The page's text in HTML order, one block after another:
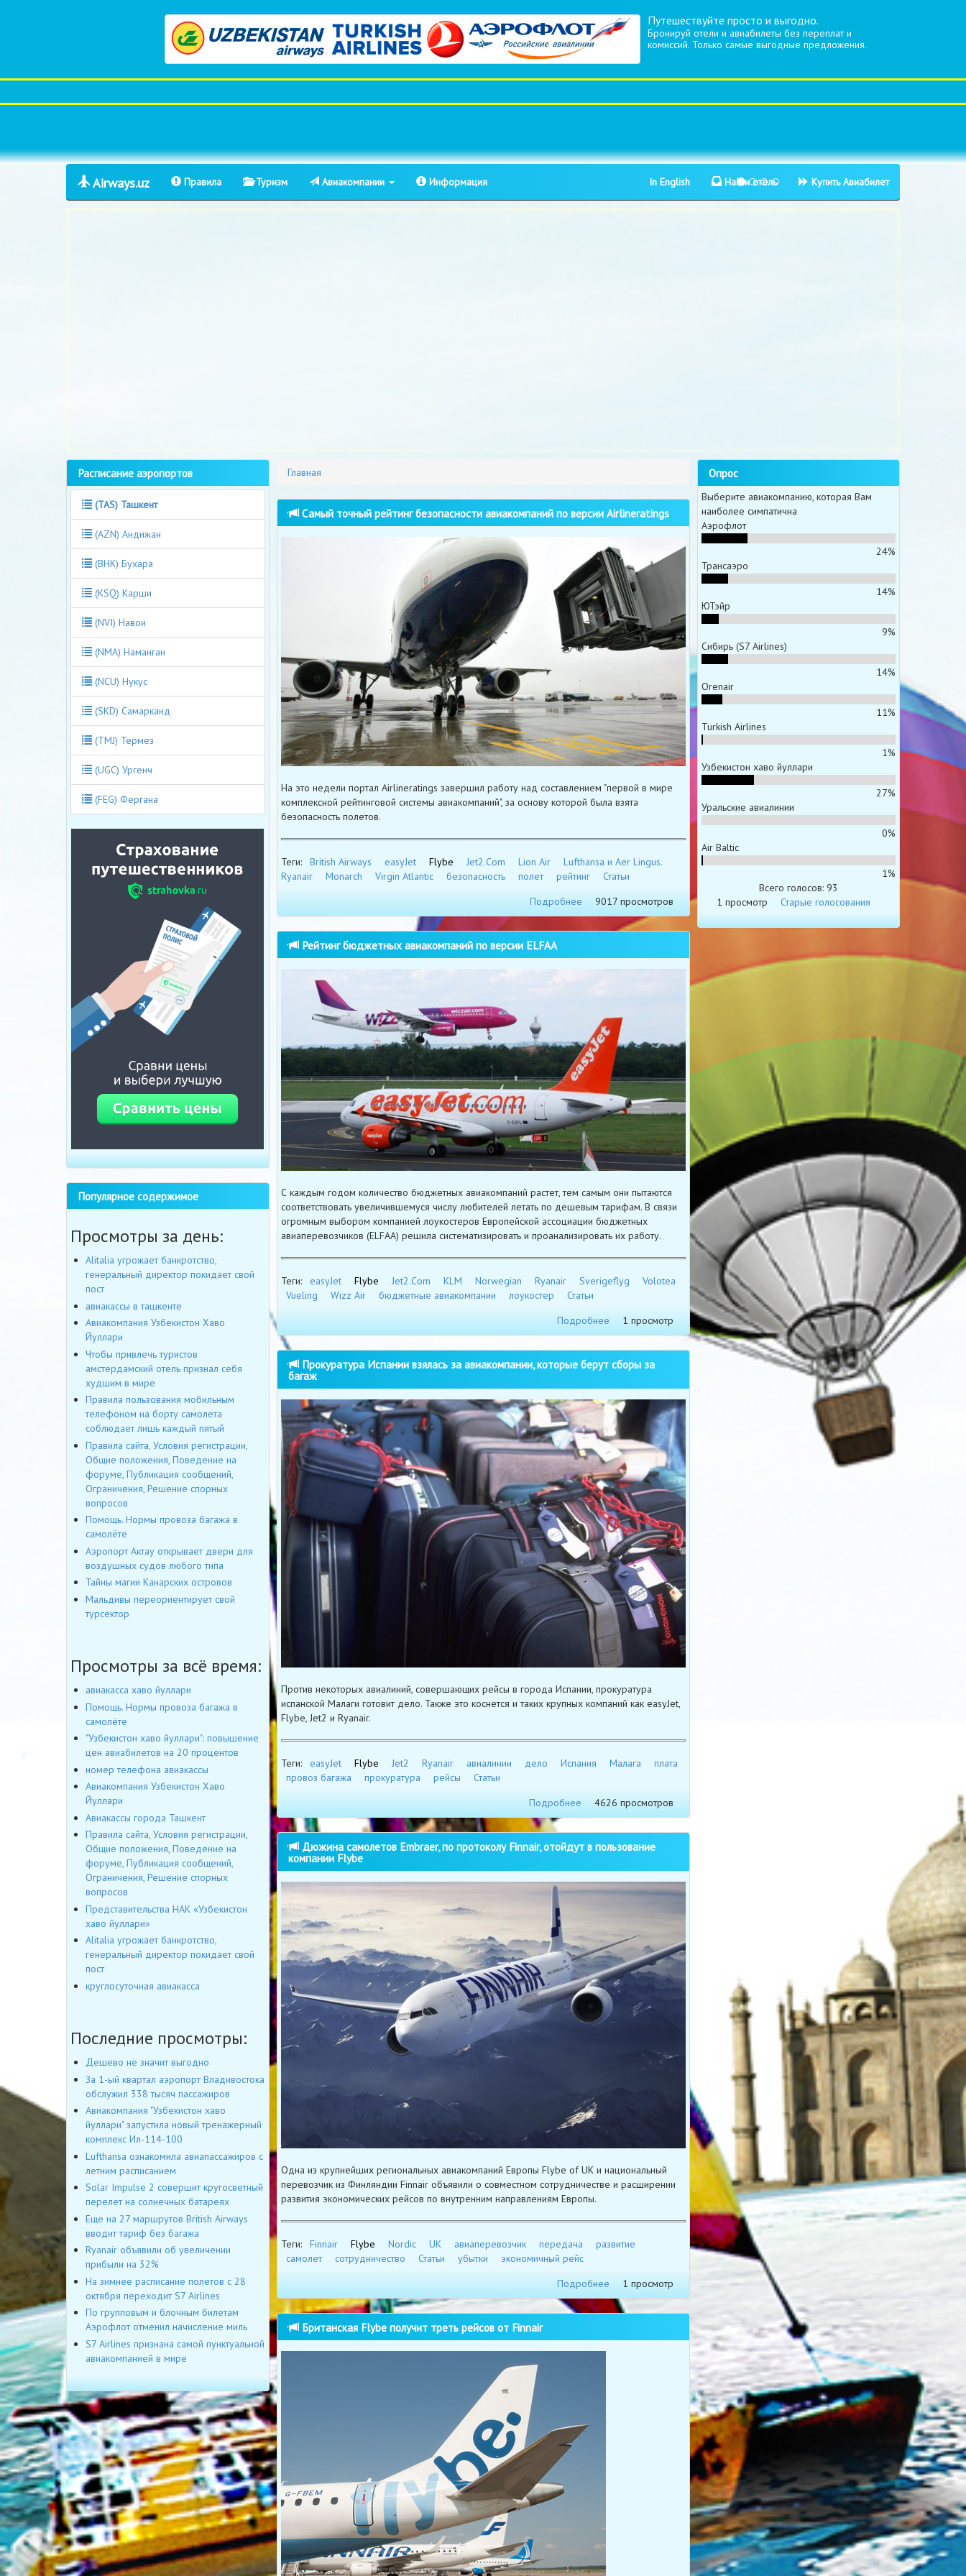
Путешествуйте просто и выгодно.
Бронируй отели и авиабилеты без переплат и
комиссий. Только самые выгодные предложения.
Airways.uz Правила Туризм Авиакомпании Информация In English Найти отель Купить Авиабилет
Главная
Самый точный рейтинг безопасности авиакомпаний по версии Airlineratings
На это недели портал Airlineratings завершил работу над составлением "первой в мире
комплексной рейтинговой системы авиакомпаний", за основу которой была взята
безопасность полетов.
Теги: British Airways easyJet Flybe Jet2.Com Lion Air
Lufthansa и Aer Lingus.
Ryanair
Monarch Virgin Atlantic безопасность полет рейтинг
Статьи
Подробнее
9017 просмотров
Рейтинг бюджетных авиакомпаний по версии ELFAA
С каждым годом количество бюджетных авиакомпаний растет, тем самым они пытаются
соответствовать увеличившемуся числу любителей летать по дешевым тарифам. В связи
огромным выбором компанией лоукостеров Европейской ассоциации бюджетных
авиаперевозчиков (ELFAA) решила систематизировать и проанализировать их работу.
Теги: easyJet Flybe Jet2.Com KLM Nor­we­gian Ryanair Sverigeflyg
Volotea
Vueling
Wizz Air бюджетные авиакомпании лоукостер
Статьи
Подробнее
1 просмотр
Прокуратура Испании взялась за авиакомпании, которые берут сборы за
багаж
Против некоторых авиалиний, совершающих рейсы в города Испании, прокуратура
испанской Малаги готовит дело. Также это коснется и таких крупных компаний как easyJet,
Flybe, Jet2 и Ryanair.
Теги: easyJet Flybe Jet2 Ryanair авиалинии дело Испания Малага
плата
провоз багажа
прокуратура рейсы
Статьи
Подробнее
4626 просмотров
Дюжина самолетов Embraer, по протоколу Finnair, отойдут в пользование
компании Flybe
Одна из крупнейших региональных авиакомпаний Европы Flybe of UK и национальный
перевозчик из Финляндии Finnair объявили о совместном сотрудничестве и расширении
развития экономических рейсов по внутренним направлениям Европы.
Теги: Finnair Flybe Nordic UK авиаперевозчик передача
развитие
самолет
сотрудничество Статьи убытки
экономичный рейс
Подробнее
1 просмотр
Британская Flybe получит треть рейсов от Finnair
Расписание аэропортов
(TAS) Ташкент
(AZN) Андижан
(BHK) Бухара
(KSQ) Карши
(NVI) Навои
(NMA) Наманган
(NCU) Нукус
(SKD) Самарканд
(TMJ) Термез
(UGC) Ургенч
(FEG) Фергана
Популярное содержимое
Просмотры за день:
Alitalia угрожает банкротство,
генеральный директор покидает свой
пост
авиакассы в ташкенте
Авиакомпания Узбекистон Хаво
Йуллари
Чтобы привлечь туристов
амстердамский отель признал себя
худшим в мире
Правила пользования мобильным
телефоном на борту самолета
соблюдает лишь каждый пятый
Правила сайта, Условия регистрации,
Общие положения, Поведение на
форуме, Публикация сообщений,
Ограничения, Решение спорных
вопросов
Помощь. Нормы провоза багажа в
самолёте
Аэропорт Актау открывает двери для
воздушных судов любого типа
Тайны магии Канарских островов
Мальдивы переориентирует свой
турсектор
Просмотры за всё время:
авиакасса хаво йуллари
Помощь. Нормы провоза багажа в
самолёте
"Узбекистон хаво йуллари": повышение
цен авиабилетов на 20 процентов
номер телефона авиакассы
Авиакомпания Узбекистон Хаво
Йуллари
Авиакассы города Ташкент
Правила сайта, Условия регистрации,
Общие положения, Поведение на
форуме, Публикация сообщений,
Ограничения, Решение спорных
вопросов
Представительства НАК «Узбекистон
хаво йуллари»
Alitalia угрожает банкротство,
генеральный директор покидает свой
пост
круглосуточная авиакасса
Последние просмотры:
Дешево не значит выгодно
За 1-ый квартал аэропорт Владивостока
обслужил 338 тысяч пассажиров
Авиакомпания "Узбекистон хаво
йуллари" запустила новый тренажерный
комплекс Ил-114-100
Lufthansa ознакомила авиапассажиров с
летним расписанием
Solar Impulse 2 совершит кругосветный
перелет на солнечных батареях
Еще на 27 маршрутов British Airways
вводит тариф без багажа
Ryanair объявили об увеличении
прибыли на 32%
На зимнее расписание полетов с 28
октября переходит S7 Airlines
По групповым и блочным билетам
Аэрофлот отменил начисление миль
S7 Airlines признана самой пунктуальной
авиакомпанией в мире
Опрос
Выберите авиакомпанию, которая Вам
наиболее симпатична
Аэрофлот
24%
Трансаэро
14%
ЮТэйр
9%
Сибирь (S7 Airlines)
14%
Orenair
11%
Turkish Airlines
1%
Узбекистон хаво йуллари
27%
Уральские авиалинии
0%
Air Baltic
1%
Всего голосов: 93
1 просмотр
Старые голосования